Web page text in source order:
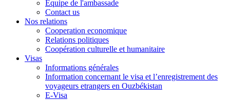
Équipe de l'ambassade
Contact us
Nos relations
Cooperation economique
Relations politiques
Coopération culturelle et humanitaire
Visas
Informations générales
Information concernant le visa et l’enregistrement des
voyageurs etrangers en Ouzbékistan
E-Visa